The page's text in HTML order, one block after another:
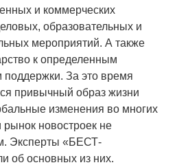
и коммерческих
образовательных и
мероприятий. А также
к определенным
За это время
привычный образ жизни
изменения во многих
рынок новостроек не
Эксперты «БЕСТ-
об основных из них.